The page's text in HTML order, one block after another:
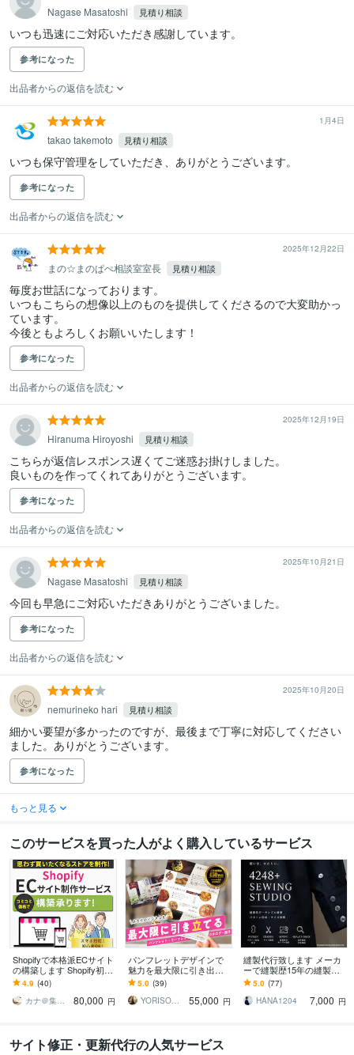
Nagase Masatoshi 見積り相談
いつも迅速にご対応いただき感謝しています。
参考になった
出品者からの返信を読む
1月4日
takao takemoto 見積り相談
いつも保守管理をしていただき、ありがとうございます。
参考になった
出品者からの返信を読む
2025年12月22日
まの☆まのぱぺ相談室室長 見積り相談
毎度お世話になっております。
いつもこちらの想像以上のものを提供してくださるので大変助かっ
ています。
今後ともよろしくお願いいたします！
参考になった
出品者からの返信を読む
2025年12月19日
Hiranuma Hiroyoshi 見積り相談
こちらが返信レスポンス遅くてご迷惑お掛けしました。
参考になった
出品者からの返信を読む
2025年10月21日
Nagase Masatoshi 見積り相談
今回も早急にご対応いただきありがとうございました。
参考になった
出品者からの返信を読む
2025年10月20日
nemurineko hari 見積り相談
細かい要望が多かったのですが、最後まで丁寧に対応してください
ました。ありがとうございます。
参考になった
もっと見る
このサービスを買った人がよく購入しているサービス
Shopifyで本格派ECサイト
の構築します Shopify初心
者歓迎！高品質なネット
ショップを提供します
4.9 (40)
カナ＠集客デザイナー
80,000 円
パンフレットデザインで
魅力を最大限に引き出し
ます パンフレットの品質
にこだわりたい方はお任
せください
5.0 (39)
YORISOW design
55,000 円
縫製代行致します メーカ
ーで縫製歴15年の縫製士
が縫製のお手伝いをいた
します
5.0 (77)
HANA1204
7,000 円
サイト修正・更新代行の人気サービス